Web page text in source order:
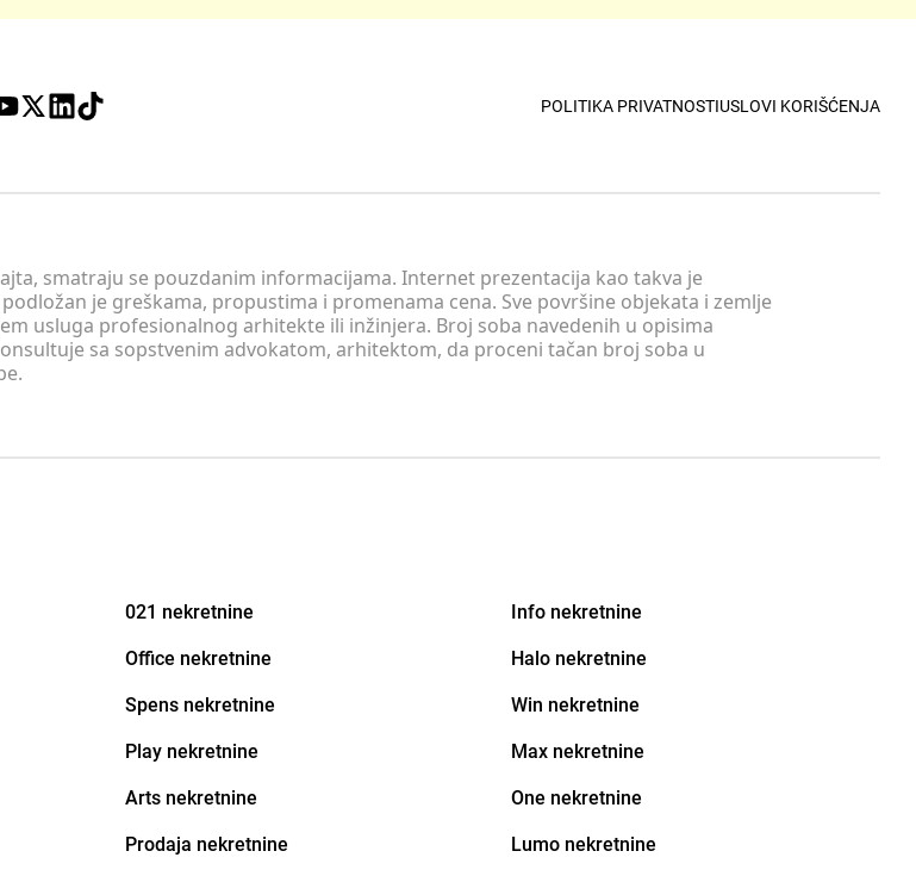
POLITIKA PRIVATNOSTIUSLOVI KORIŠĆENJA
smatraju se pouzdanim informacijama. Internet prezentacija kao takva je
je greškama, propustima i promenama cena. Sve površine objekata i zemlje
usluga profesionalnog arhitekte ili inžinjera. Broj soba navedenih u opisima
sa sopstvenim advokatom, arhitektom, da proceni tačan broj soba u
021 nekretnine Info nekretnine
Office nekretnine Halo nekretnine
Spens nekretnine Win nekretnine
Play nekretnine Max nekretnine
Arts nekretnine One nekretnine
Prodaja nekretnine Lumo nekretnine